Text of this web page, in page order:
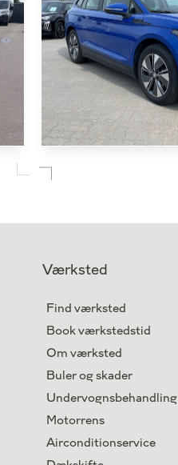
60 iV 180HK 5d Aut.
1. reg.
Kontant
Værksted
Find værksted
Book værkstedstid
Om værksted
Buler og skader
Undervognsbehandling
Motorrens
Airconditionservice